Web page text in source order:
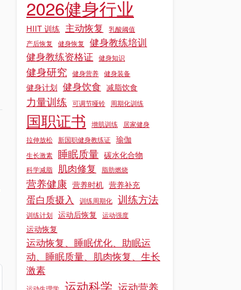
2026国职健身教练证书报考条件与流程详解
2026国职健身教练证书报考条件与流程详解
阅读更多 »
2026健身行业
HIIT 训练 主动恢复
乳酸阈值
产后恢复
健身恢复
健身教练培训
健身教练资格证
健身知识
健身研究 健身营养 健身装备
健身计划 健身饮食 减脂饮食
力量训练 可调节哑铃 周期化训练
国职证书 增肌训练
居家健身
拉伸放松 新国职健身教练证 瑜伽
生长激素 睡眠质量 碳水化合物
科学减脂 肌肉修复 脂肪燃烧
营养健康 营养时机 营养补充
蛋白质摄入 训练周期化 训练方法
训练计划 运动后恢复 运动强度
运动恢复
运动恢复、睡眠优化、助眠运
动、睡眠质量、肌肉恢复、生长
激素
运动科学 运动营养